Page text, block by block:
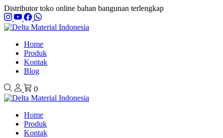
Distributor toko online bahan bangunan terlengkap
Home
Produk
Kontak
Blog
0
Home
Produk
Kontak